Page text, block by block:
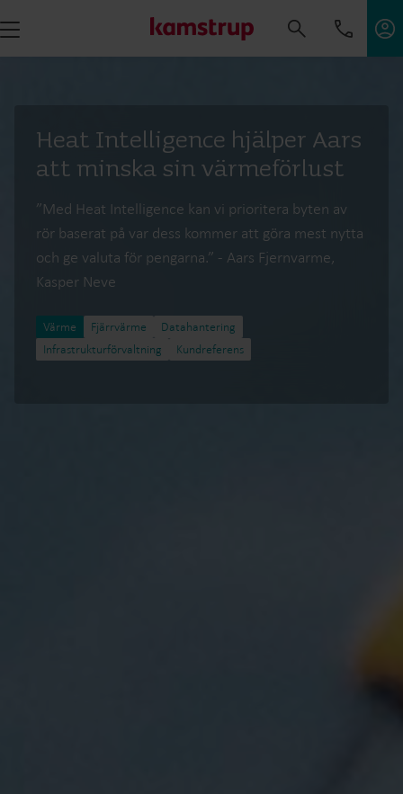
Heat Intelligence hjälper Aars
att minska sin värmeförlust
”Med Heat Intelligence kan vi prioritera byten av
rör baserat på var dess kommer att göra mest nytta
och ge valuta för pengarna.” - Aars Fjernvarme,
Kasper Neve
Värme Fjärrvärme​
Datahantering
Infrastrukturförvaltning
Kundreferens